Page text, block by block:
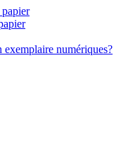
exemplaire numériques?